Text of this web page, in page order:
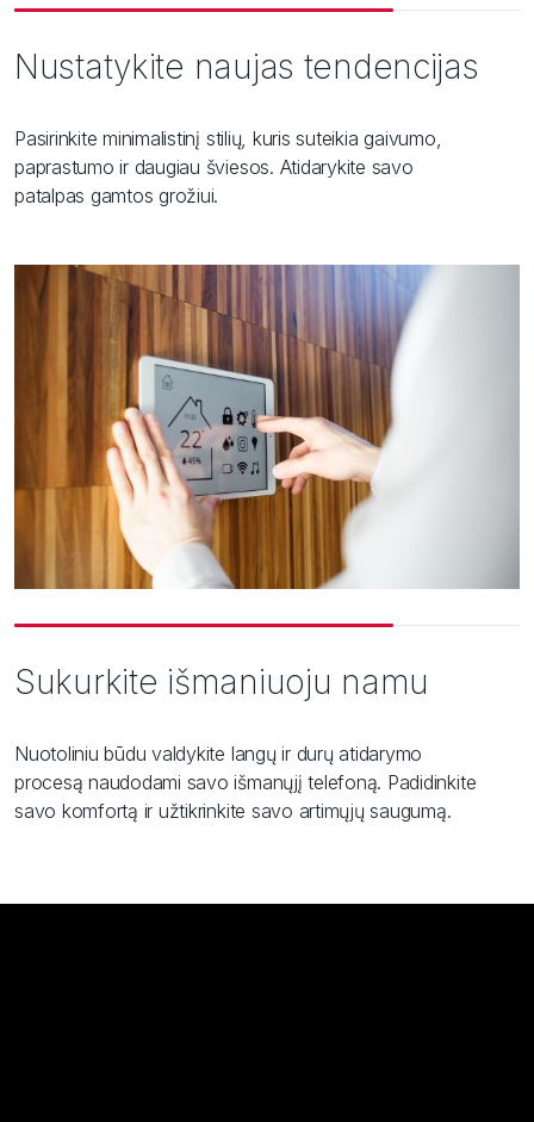
Nustatykite naujas tendencijas
Pasirinkite minimalistinį stilių, kuris suteikia gaivumo,
paprastumo ir daugiau šviesos. Atidarykite savo
patalpas gamtos grožiui.
Sukurkite išmaniuoju namu
Nuotoliniu būdu valdykite langų ir durų atidarymo
procesą naudodami savo išmanųjį telefoną. Padidinkite
savo komfortą ir užtikrinkite savo artimųjų saugumą.